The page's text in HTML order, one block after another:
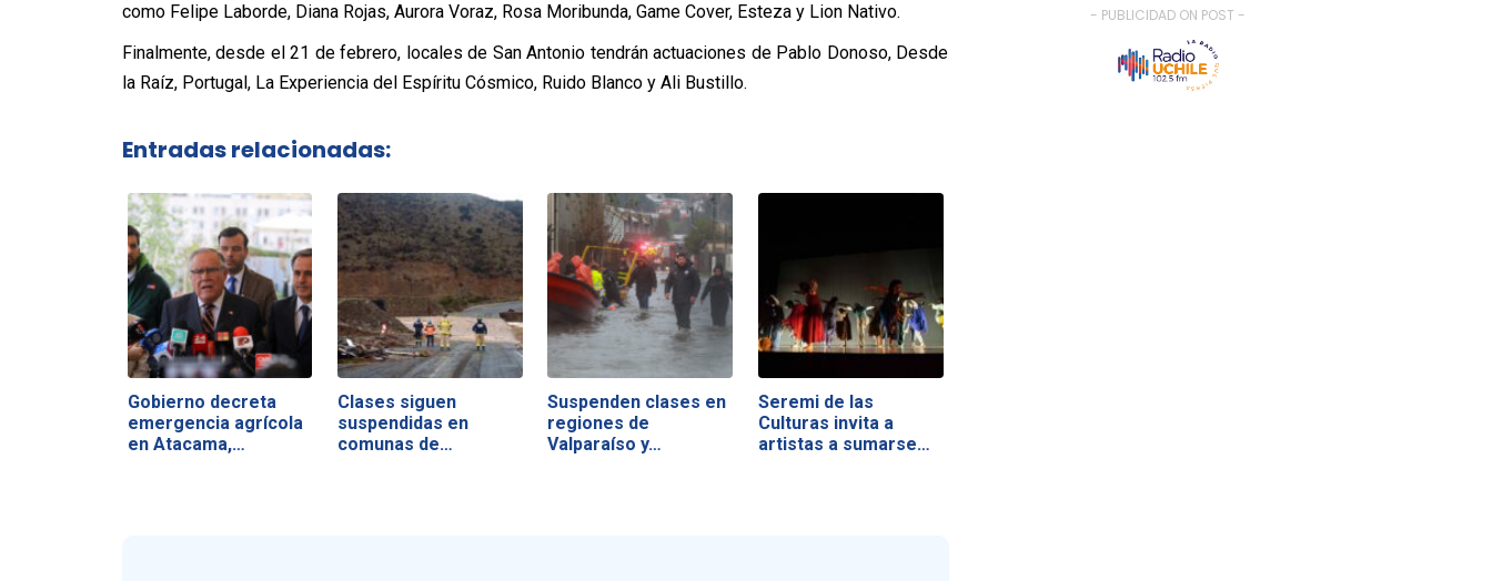
como Felipe Laborde, Diana Rojas, Aurora Voraz, Rosa Moribunda, Game Cover, Esteza y Lion Nativo.
Finalmente, desde el 21 de febrero, locales de San Antonio tendrán actuaciones de Pablo Donoso, Desde
la Raíz, Portugal, La Experiencia del Espíritu Cósmico, Ruido Blanco y Ali Bustillo.
Entradas relacionadas:
Gobierno decreta
emergencia agrícola
en Atacama,…
Clases siguen
suspendidas en
comunas de
Suspenden clases en
regiones de
Valparaíso y…
Seremi de las
Culturas invita a
artistas a sumarse…
- PUBLICIDAD ON POST -